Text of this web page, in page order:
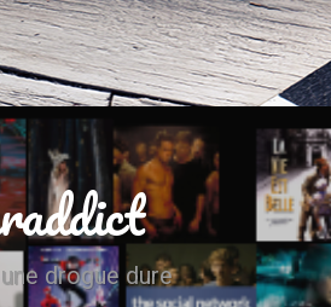
drogue dure